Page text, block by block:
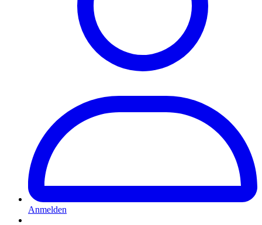
Anmelden